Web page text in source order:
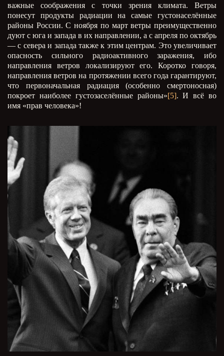
важные соображения с точки зрения климата. Ветры
понесут продукты радиации на самые густонаселённые
районы России. С ноября по март ветры преимущественно
дуют с юга и запада в их направлении, а с апреля по октябрь
— с севера и запада также к этим центрам. Это увеличивает
опасность сильного радиоактивного заражения, ибо
направления ветров локализируют его. Коротко говоря,
направления ветров на протяжении всего года гарантируют,
что первоначальная радиация (особенно смертоносная)
покроет наиболее густозаселённые районы»[5]. И всё во
имя «прав человека»!